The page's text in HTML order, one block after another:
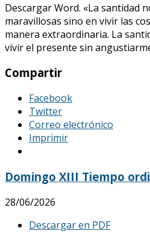
Descargar Word. «La santidad
maravillosas sino en vivir las
manera extraordinaria. La
vivir el presente sin
Compartir
Facebook
Twitter
Correo electrónico
Imprimir
Domingo XIII Tiempo
28/06/2026
Descargar en PDF